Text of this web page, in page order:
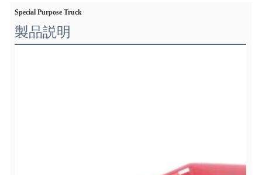
Special Purpose Truck
製品説明